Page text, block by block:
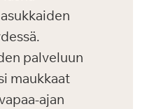
palveluun
maukkaat
ajan